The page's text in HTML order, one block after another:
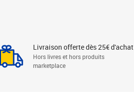
Livraison offerte dès 25€ d'achat
Hors livres et hors produits
marketplace